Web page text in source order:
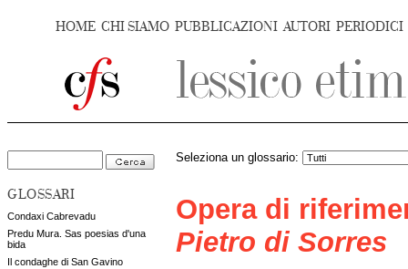
HOME CHI SIAMO PUBBLICAZIONI AUTORI PERIODICI
GLOSSARI
Condaxi Cabrevadu
Predu Mura. Sas poesias d'una
bida
Il condaghe di San Gavino
Seleziona un glossario:
Opera di
Pietro di Sorres